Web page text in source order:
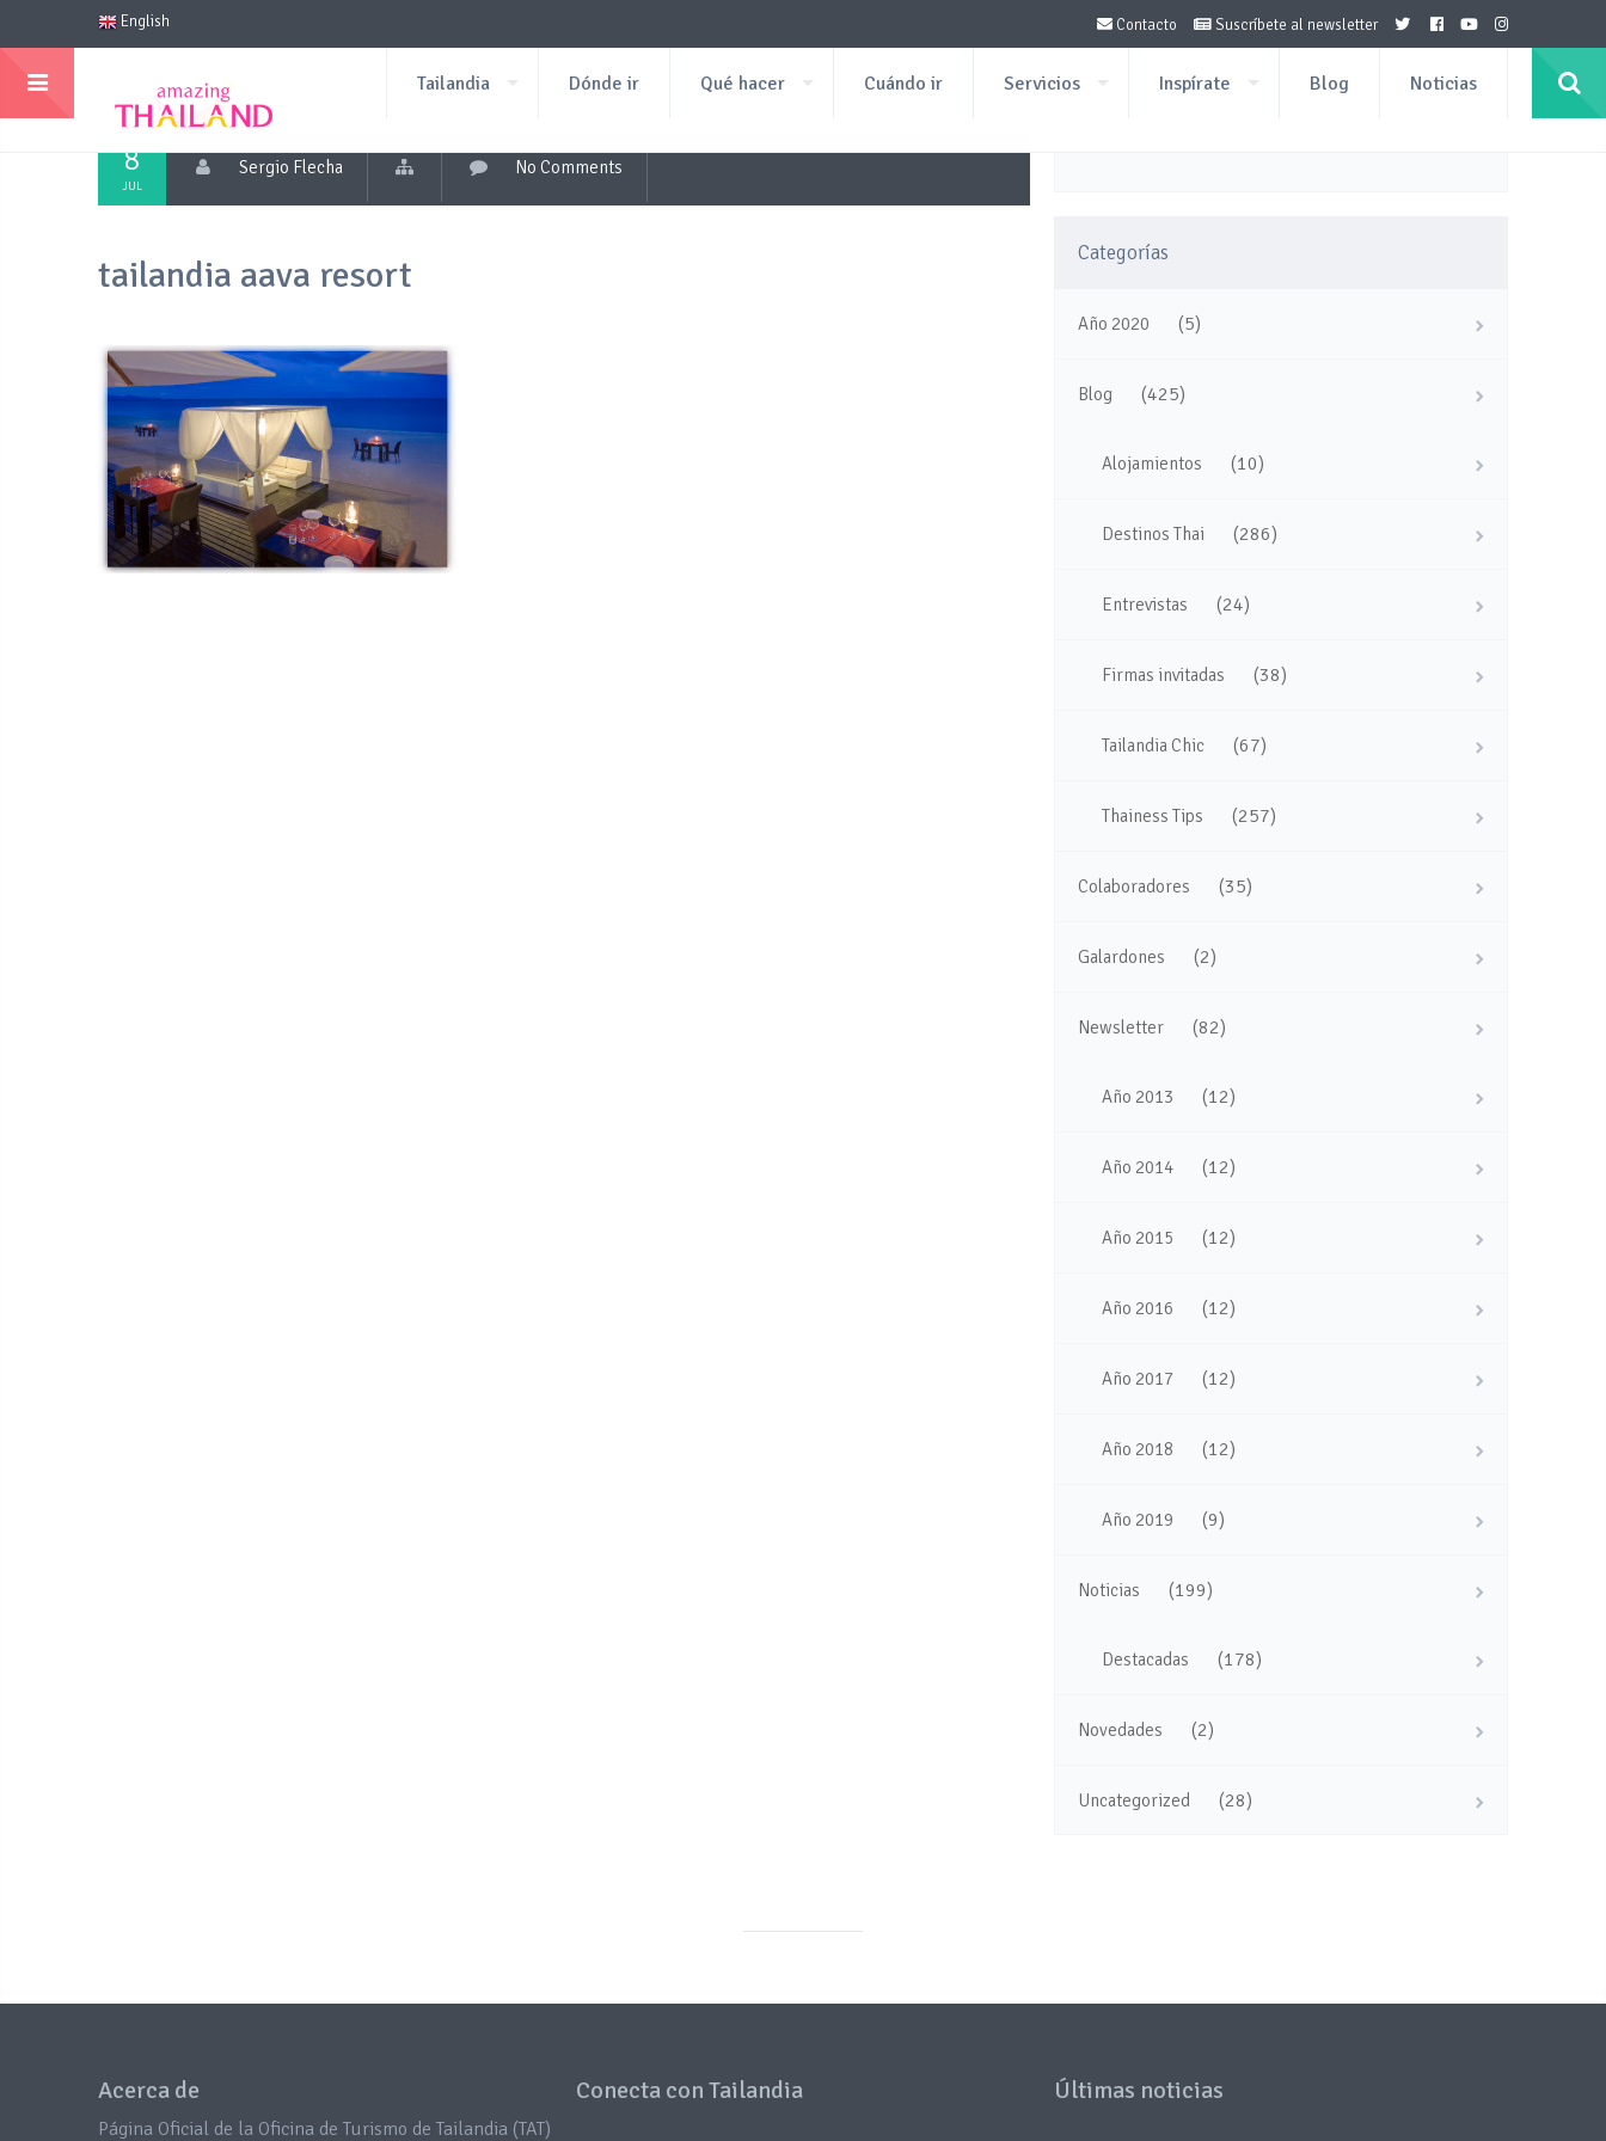
English Contacto Suscríbete al newsletter
Tailandia Dónde ir Qué hacer Cuándo ir Servicios Inspírate Blog Noticias
8
JUL
Sergio Flecha No Comments
tailandia aava resort
Categorías
Año 2020 (5)
Blog (425)
Alojamientos (10)
Destinos Thai (286)
Entrevistas (24)
Firmas invitadas (38)
Tailandia Chic (67)
Thainess Tips (257)
Colaboradores (35)
Galardones (2)
Newsletter (82)
Año 2013 (12)
Año 2014 (12)
Año 2015 (12)
Año 2016 (12)
Año 2017 (12)
Año 2018 (12)
Año 2019 (9)
Noticias (199)
Destacadas (178)
Novedades (2)
Uncategorized (28)
Acerca de
Página Oficial de la Oficina de Turismo de Tailandia (TAT)
Conecta con Tailandia Últimas noticias